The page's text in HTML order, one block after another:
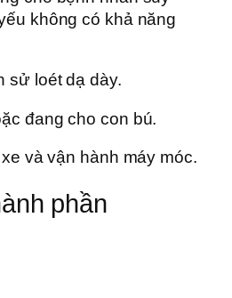
không có khả năng
sử loét dạ dày.
đang cho con bú.
và vận hành máy móc.
phần